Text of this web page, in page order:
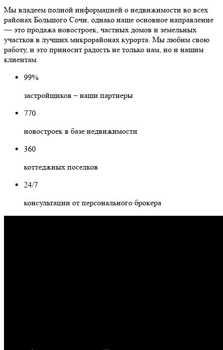
Мы владеем полной информацией о недвижимости во всех
районах Большого Сочи, однако наше основное направление
— это продажа новостроек, частных домов и земельных
участков в лучших микрорайонах курорта. Мы любим свою
работу, и это приносит радость не только нам, но и нашим
клиентам.
99%
застройщиков – наши партнеры
770
новостроек в базе недвижимости
360
коттеджных поселков
24/7
консультации от персонального брокера